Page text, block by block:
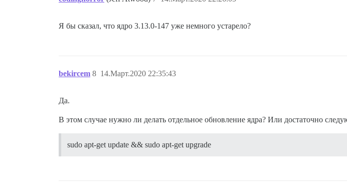
Я бы сказал, что ядро 3.13.0-147 уже немного устарело?
bekircem 14.Март.2020 22:35:43
8
Да.
В этом случае нужно ли делать отдельное обновление ядра? Или достаточно
sudo apt-get update && sudo apt-get upgrade